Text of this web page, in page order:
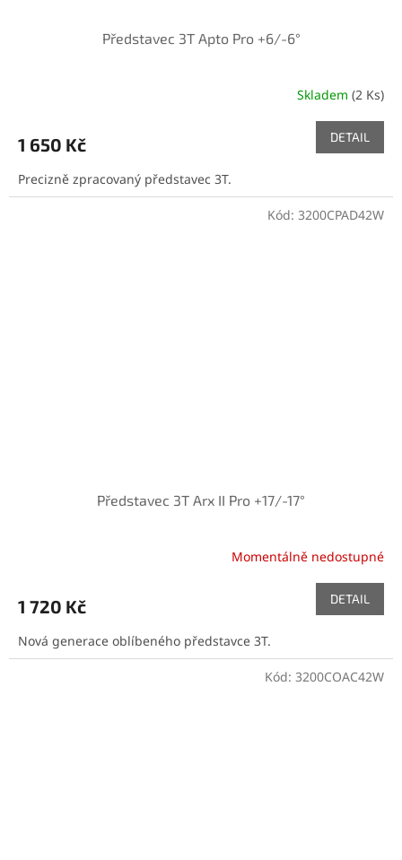
Představec 3T Apto Pro +6/-6°
Skladem (2 Ks)
1 650 Kč DETAIL
Precizně zpracovaný představec 3T.
Představec 3T Arx II Pro +17/-17°
Momentálně nedostupné
1 720 Kč DETAIL
Nová generace oblíbeného představce 3T.
Kód: 3200CPAD42W
Kód: 3200COAC42W